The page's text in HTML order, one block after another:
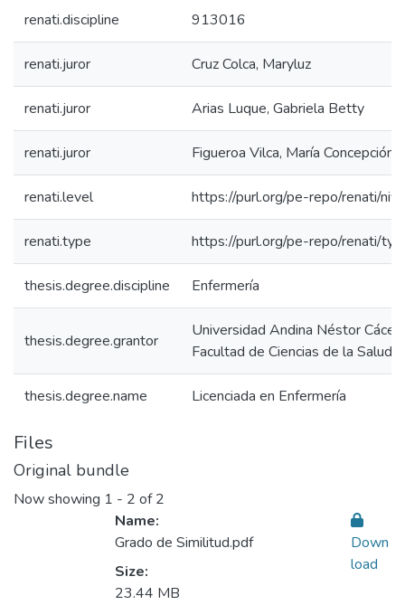
renati.discipline 913016
renati.juror Cruz Colca, Maryluz
renati.juror Arias Luque, Gabriela Betty
renati.juror Figueroa Vilca, María Concepción
renati.level https://purl.org/pe-repo/renati/
renati.type https://purl.org/pe-repo/renati/
thesis.degree.discipline Enfermería
thesis.degree.grantor
Universidad Andina Néstor
Facultad de Ciencias de la Salud
thesis.degree.name Licenciada en Enfermería
Files
Original bundle
Now showing 1 - 2 of 2
Name:
Grado de Similitud.pdf
Size:
23.44 MB
Down
load